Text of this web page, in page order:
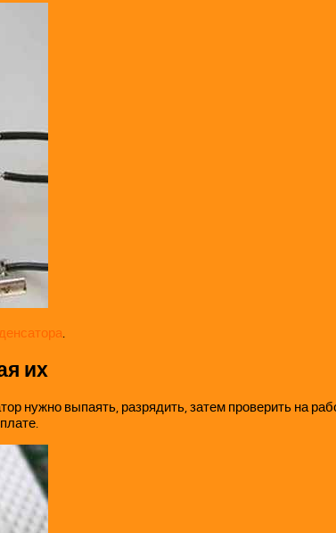
.
их
нужно выпаять, разрядить, затем проверить на